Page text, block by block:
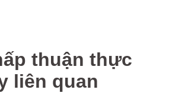
thuận thực
liên quan